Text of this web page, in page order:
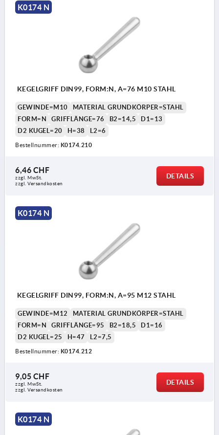
K0174 N
KEGELGRIFF DIN99, FORM:N, A=76 M10 STAHL
GEWINDE=M10
MATERIAL GRUNDKÖRPER=STAHL
FORM=N
GRIFFLÄNGE=76 B2=14,5
D1=13
D2 KUGEL=20
H=38 L2=6
Bestellnummer: K0174.210
6,46 CHF
zzgl. MwSt.
zzgl. Versandkosten
DETAILS
K0174 N
KEGELGRIFF DIN99, FORM:N, A=95 M12 STAHL
GEWINDE=M12
MATERIAL GRUNDKÖRPER=STAHL
FORM=N
GRIFFLÄNGE=95 B2=18,5
D1=16
D2 KUGEL=25
H=47 L2=7,5
Bestellnummer: K0174.212
9,05 CHF
zzgl. MwSt.
zzgl. Versandkosten
DETAILS
K0174 N